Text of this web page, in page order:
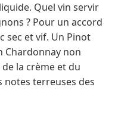
Quel vin servir
? Pour un accord
sec et vif. Un Pinot
Chardonnay non
la crème et du
terreuses des